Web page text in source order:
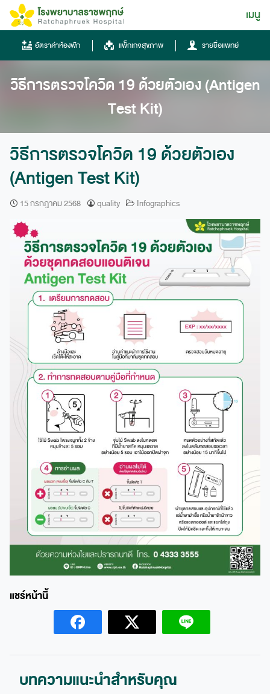
Skip
content
เมนู
โทรศัพท์
ฮอทไลน์
043-333555
ไทย
ไทย
English
Chinese
อัตราค่าห้องพัก แพ็กเกจสุขภาพ รายชื่อแพทย์
วิธีการตรวจโควิด 19 ด้วยตัวเอง (Antigen
Test Kit)
วิธีการตรวจโควิด 19 ด้วยตัวเอง
(Antigen Test Kit)
15 กรกฎาคม 2568 quality Infographics
บทความแนะนำสำหรับคุณ